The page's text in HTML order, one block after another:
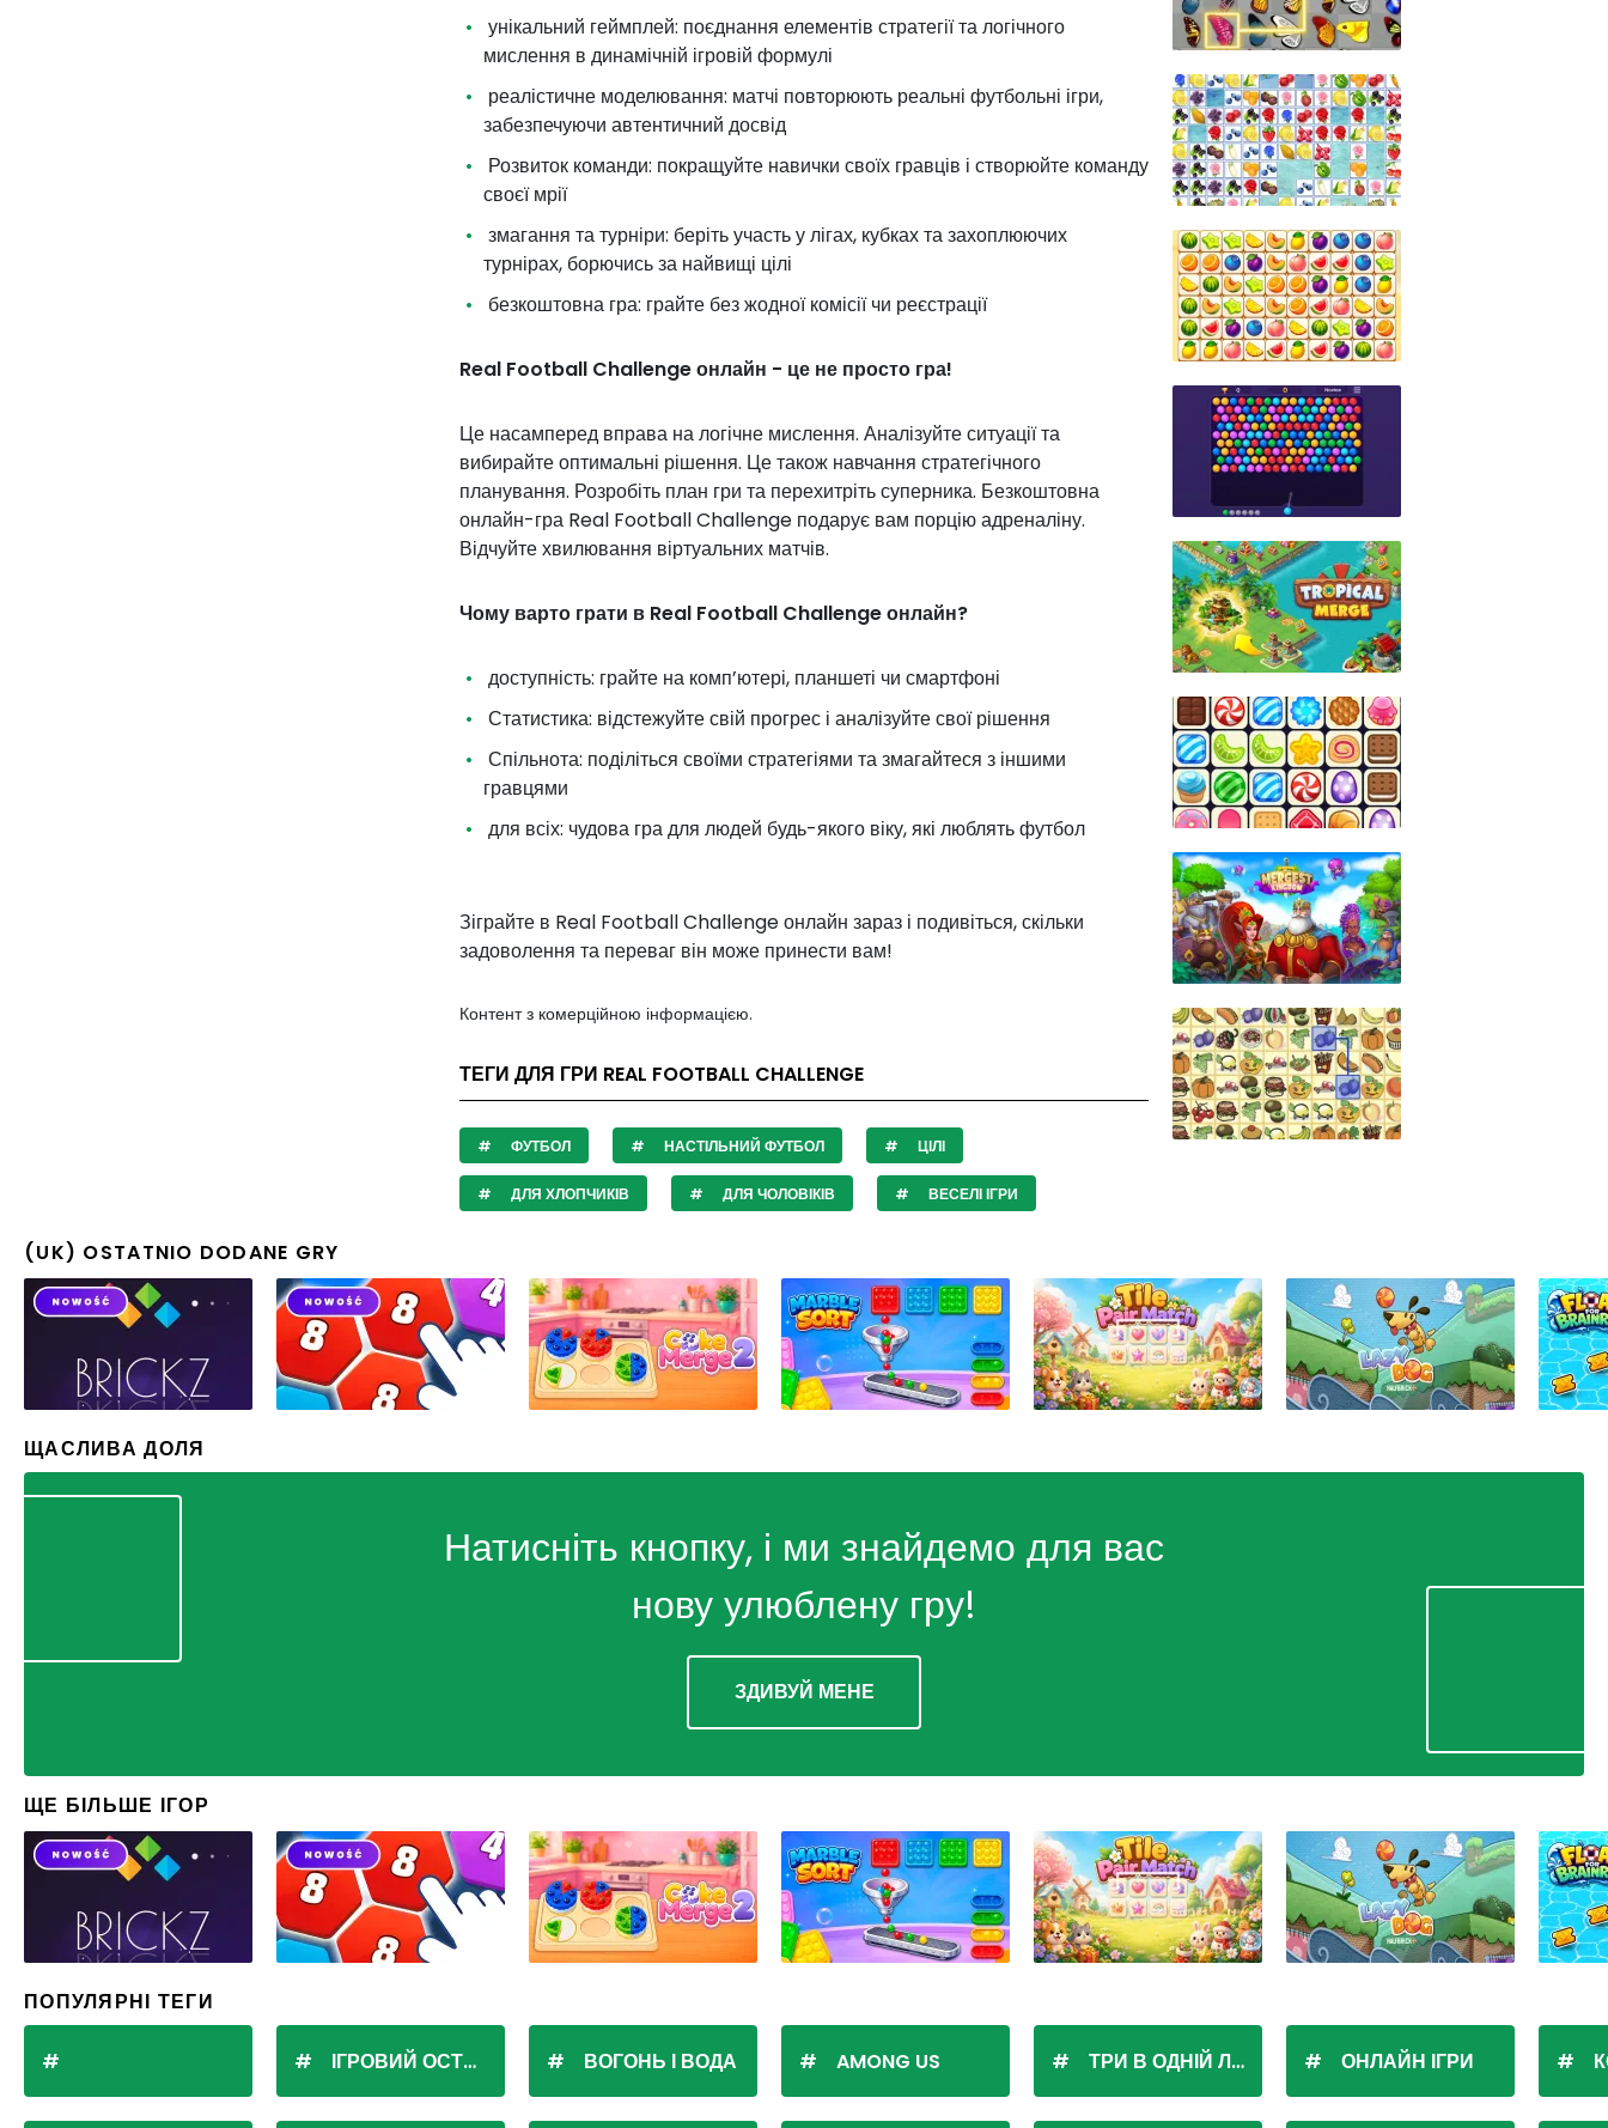
унікальний геймплей: поєднання елементів стратегії та логічного
мислення в динамічній ігровій формулі
реалістичне моделювання: матчі повторюють реальні футбольні ігри,
забезпечуючи автентичний досвід
Розвиток команди: покращуйте навички своїх гравців і створюйте команду
своєї мрії
змагання та турніри: беріть участь у лігах, кубках та захоплюючих
турнірах, борючись за найвищі цілі
безкоштовна гра: грайте без жодної комісії чи реєстрації
Real Football Challenge онлайн - це не просто гра!
Це насамперед вправа на логічне мислення. Аналізуйте ситуації та
вибирайте оптимальні рішення. Це також навчання стратегічного
планування. Розробіть план гри та перехитріть суперника. Безкоштовна
онлайн-гра Real Football Challenge подарує вам порцію адреналіну.
Відчуйте хвилювання віртуальних матчів.
Чому варто грати в Real Football Challenge онлайн?
доступність: грайте на комп’ютері, планшеті чи смартфоні
Статистика: відстежуйте свій прогрес і аналізуйте свої рішення
Спільнота: поділіться своїми стратегіями та змагайтеся з іншими
гравцями
для всіх: чудова гра для людей будь-якого віку, які люблять футбол
Зіграйте в Real Football Challenge онлайн зараз і подивіться, скільки
задоволення та переваг він може принести вам!
Контент з комерційною інформацією.
ТЕГИ ДЛЯ ГРИ REAL FOOTBALL CHALLENGE
ФУТБОЛ НАСТІЛЬНИЙ ФУТБОЛ ЦІЛІ
ДЛЯ ХЛОПЧИКІВ ДЛЯ ЧОЛОВІКІВ ВЕСЕЛІ ІГРИ
(UK) OSTATNIO DODANE GRY
ЩАСЛИВА ДОЛЯ
Натисніть кнопку, і ми знайдемо для вас
нову улюблену гру!
ЗДИВУЙ МЕНЕ
ЩЕ БІЛЬШЕ ІГОР
ПОПУЛЯРНІ ТЕГИ
ІГРОВИЙ ОСТРІВ ВОГОНЬ І ВОДА AMONG US ТРИ В ОДНІЙ ЛІНІЇ ОНЛАЙН ІГРИ